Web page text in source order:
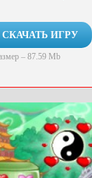
СКАЧАТЬ ИГРУ
– 87.59 Mb